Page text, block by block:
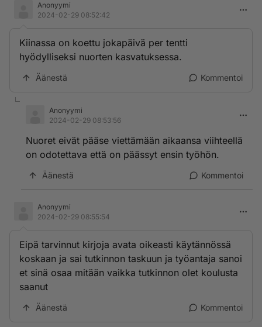
Anonyymi
2024-02-29 08:52:42
Kiinassa on koettu jokapäivä per tentti
hyödylliseksi nuorten kasvatuksessa.
Äänestä Kommentoi
Anonyymi
2024-02-29 08:53:56
Nuoret eivät pääse viettämään aikaansa viihteellä
on odotettava että on päässyt ensin työhön.
Äänestä Kommentoi
Anonyymi
2024-02-29 08:55:54
Eipä tarvinnut kirjoja avata oikeasti käytännössä
koskaan ja sai tutkinnon taskuun ja työantaja sanoi
et sinä osaa mitään vaikka tutkinnon olet koulusta
saanut
Äänestä Kommentoi